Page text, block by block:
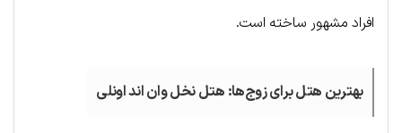
افراد مشهور ساخته است.
بهترین هتل برای زوج‌ها: هتل نخل وان اند اونلی